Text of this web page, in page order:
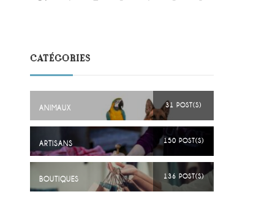
CATÉGORIES
ANIMAUX 31 POST(S)
ARTISANS 150 POST(S)
BOUTIQUES 136 POST(S)